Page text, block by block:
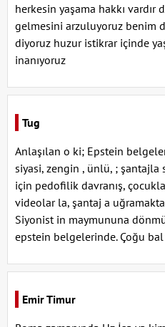
herkesin yaşama hakkı vardır
gelmesini arzuluyoruz benim
diyoruz huzur istikrar içinde
inanıyoruz
Tug
Anlaşılan o ki; Epstein
siyasi, zengin , ünlü, ;
için pedofilik davranış,
videolar la, şantaj a
Siyonist in maymununa
epstein belgelerinde. Çoğu
Emir Timur